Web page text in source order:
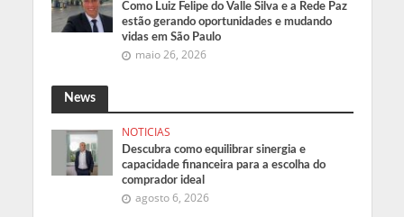
Como Luiz Felipe do Valle Silva e a Rede Paz
estão gerando oportunidades e mudando
vidas em São Paulo
maio 26, 2026
News
NOTICIAS
Descubra como equilibrar sinergia e
capacidade financeira para a escolha do
comprador ideal
agosto 6, 2026